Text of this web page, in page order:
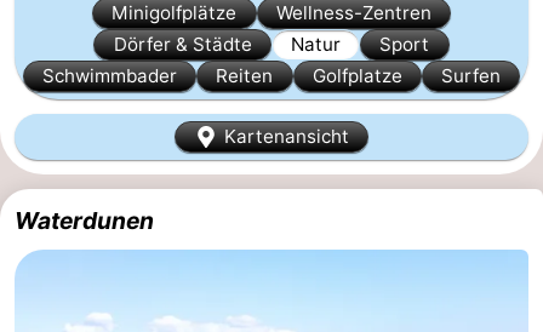
Campingplätze
Ferienhäuser
-
Bad
Meersee
-
Beach
-
Minigolfplätze
Wellness-Zentren
Dörfer & Städte
Natur
Sport
Schwimmbader
Reiten Golfplatze Surfen
Kartenansicht
Waterdunen